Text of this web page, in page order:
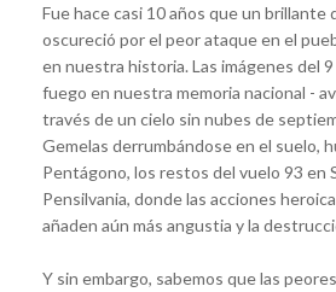
Fue hace casi 10 años que un brillante
oscureció por el peor ataque en el
en nuestra historia. Las imágenes del
fuego en nuestra memoria nacional -
través de un cielo sin nubes de
Gemelas derrumbándose en el suelo,
Pentágono, los restos del vuelo 93 en
Pensilvania, donde las acciones
añaden aún más angustia y la
Y sin embargo, sabemos que las